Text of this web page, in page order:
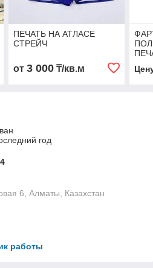
ПЕЧАТЬ НА АТЛАСЕ
СТРЕЙЧ
от 3 000₸/кв.м
год
6, Алматы, Казахстан
работы